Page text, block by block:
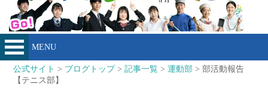
MENU
公式サイト > ブログトップ>記事一覧 >運動部 > 部活動報告
【テニス部】